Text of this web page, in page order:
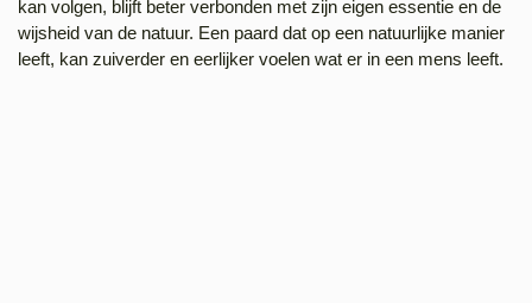
kan volgen, blijft beter verbonden met zijn eigen essentie en de
wijsheid van de natuur. Een paard dat op een natuurlijke manier
leeft, kan zuiverder en eerlijker voelen wat er in een mens leeft.